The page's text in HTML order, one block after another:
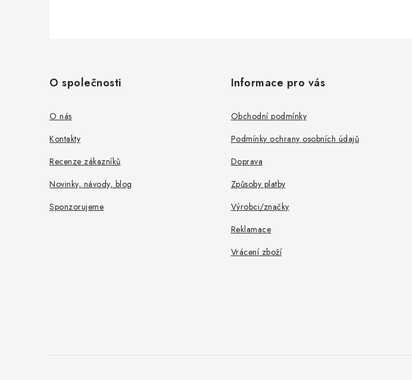
O společnosti
O nás
Kontakty
Recenze zákazníků
Novinky, návody, blog
Sponzorujeme
Informace pro vás
Obchodní podmínky
Podmínky ochrany osobních údajů
Doprava
Způsoby platby
Výrobci/značky
Reklamace
Vrácení zboží